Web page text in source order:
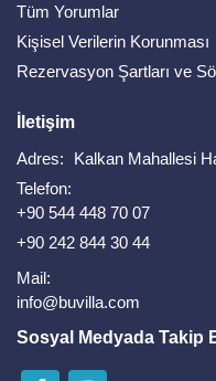
Tüm Yorumlar
Kişisel Verilerin Korunması
Rezervasyon Şartları ve
İletişim
Adres:
Kalkan Mahallesi
Telefon:
+90 544 448 70 07
+90 242 844 30 44
Mail:
info@buvilla.com
Sosyal Medyada Takip